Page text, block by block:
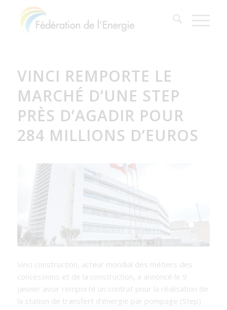
VINCI REMPORTE LE
MARCHÉ D’UNE STEP
PRÈS D’AGADIR POUR
284 MILLIONS D’EUROS
Vinci construction, acteur mondial des métiers des
concessions et de la construction, a annoncé le 9
janvier avoir remporté un contrat pour la réalisation de
la station de transfert d’énergie par pompage (Step)